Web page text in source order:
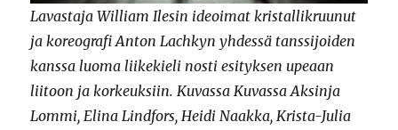
Lavastaja William Ilesin ideoimat kristallikruunut
ja koreografi Anton Lachkyn yhdessä tanssijoiden
kanssa luoma liikekieli nosti esityksen upeaan
liitoon ja korkeuksiin. Kuvassa Kuvassa Aksinja
Lommi, Elina Lindfors, Heidi Naakka, Krista-Julia